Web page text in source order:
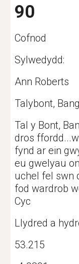
90
Cofnod
Sylwedydd:
Ann Roberts
Talybont,
Tal y Bont,
dros
fynd ar ein
eu gwelyau
uchel fel swn
fod wardrob
Cyc
Llydred a
53.215